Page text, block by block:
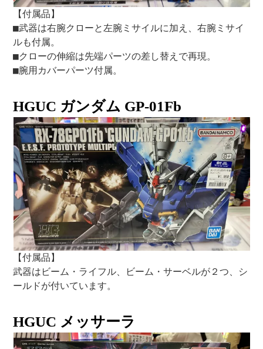
【付属品】
■武器は右腕クローと左腕ミサイルに加え、右腕ミサイ
ルも付属。
■クローの伸縮は先端パーツの差し替えで再現。
■腕用カバーパーツ付属。
HGUC ガンダム GP-01Fb
【付属品】
武器はビーム・ライフル、ビーム・サーベルが２つ、シ
ールドが付いています。
HGUC メッサーラ